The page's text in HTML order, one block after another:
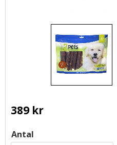
389kr
Antal